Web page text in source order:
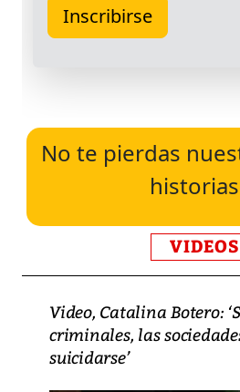
No te pierdas
historias
VIDEOS
Video, Catalina Botero:
criminales, las
suicidarse’